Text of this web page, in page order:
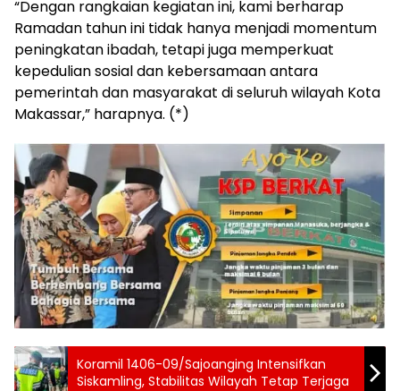
“Dengan rangkaian kegiatan ini, kami berharap
Ramadan tahun ini tidak hanya menjadi momentum
peningkatan ibadah, tetapi juga memperkuat
kepedulian sosial dan kebersamaan antara
pemerintah dan masyarakat di seluruh wilayah Kota
Makassar,” harapnya. (*)
Koramil 1406-09/Sajoanging Intensifkan
Siskamling, Stabilitas Wilayah Tetap Terjaga